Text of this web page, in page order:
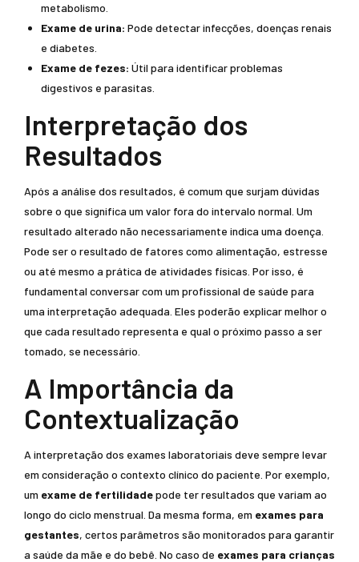
metabolismo.
Exame de urina: Pode detectar infecções, doenças renais
e diabetes.
Exame de fezes: Útil para identificar problemas
digestivos e parasitas.
Interpretação dos
Resultados
Após a análise dos resultados, é comum que surjam dúvidas
sobre o que significa um valor fora do intervalo normal. Um
resultado alterado não necessariamente indica uma doença.
Pode ser o resultado de fatores como alimentação, estresse
ou até mesmo a prática de atividades físicas. Por isso, é
fundamental conversar com um profissional de saúde para
uma interpretação adequada. Eles poderão explicar melhor o
que cada resultado representa e qual o próximo passo a ser
tomado, se necessário.
A Importância da
Contextualização
A interpretação dos exames laboratoriais deve sempre levar
em consideração o contexto clínico do paciente. Por exemplo,
um exame de fertilidadepode ter resultados que variam ao
longo do ciclo menstrual. Da mesma forma, em exames para
gestantes, certos parâmetros são monitorados para garantir
a saúde da mãe e do bebê. No caso de exames para crianças